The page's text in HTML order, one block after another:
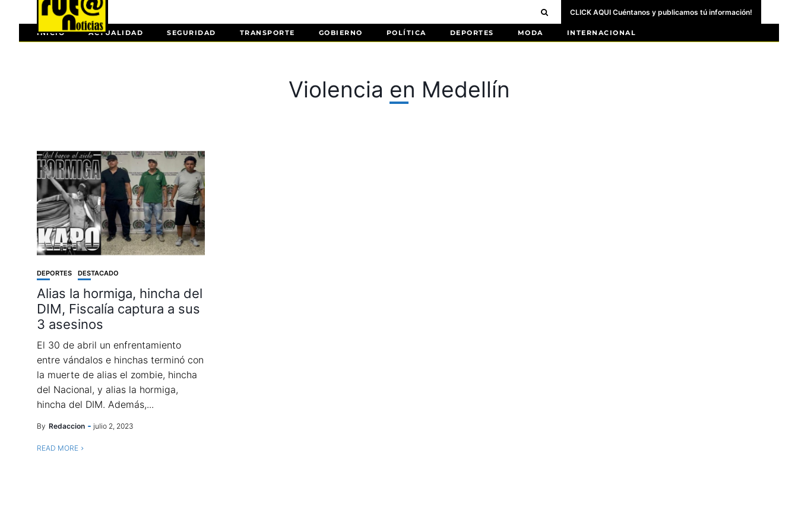
CLICK AQUI Cuéntanos y publicamos tú información!
INICIO ACTUALIDAD SEGURIDAD TRANSPORTE GOBIERNO POLÍTICA DEPORTES MODA INTERNACIONAL
Violencia en Medellín
DEPORTES DESTACADO
Alias la hormiga, hincha del
DIM, Fiscalía captura a sus
3 asesinos
El 30 de abril un enfrentamiento
entre vándalos e hinchas terminó con
la muerte de alias el zombie, hincha
del Nacional, y alias la hormiga,
hincha del DIM. Además,...
By Redaccion julio 2, 2023
READ MORE